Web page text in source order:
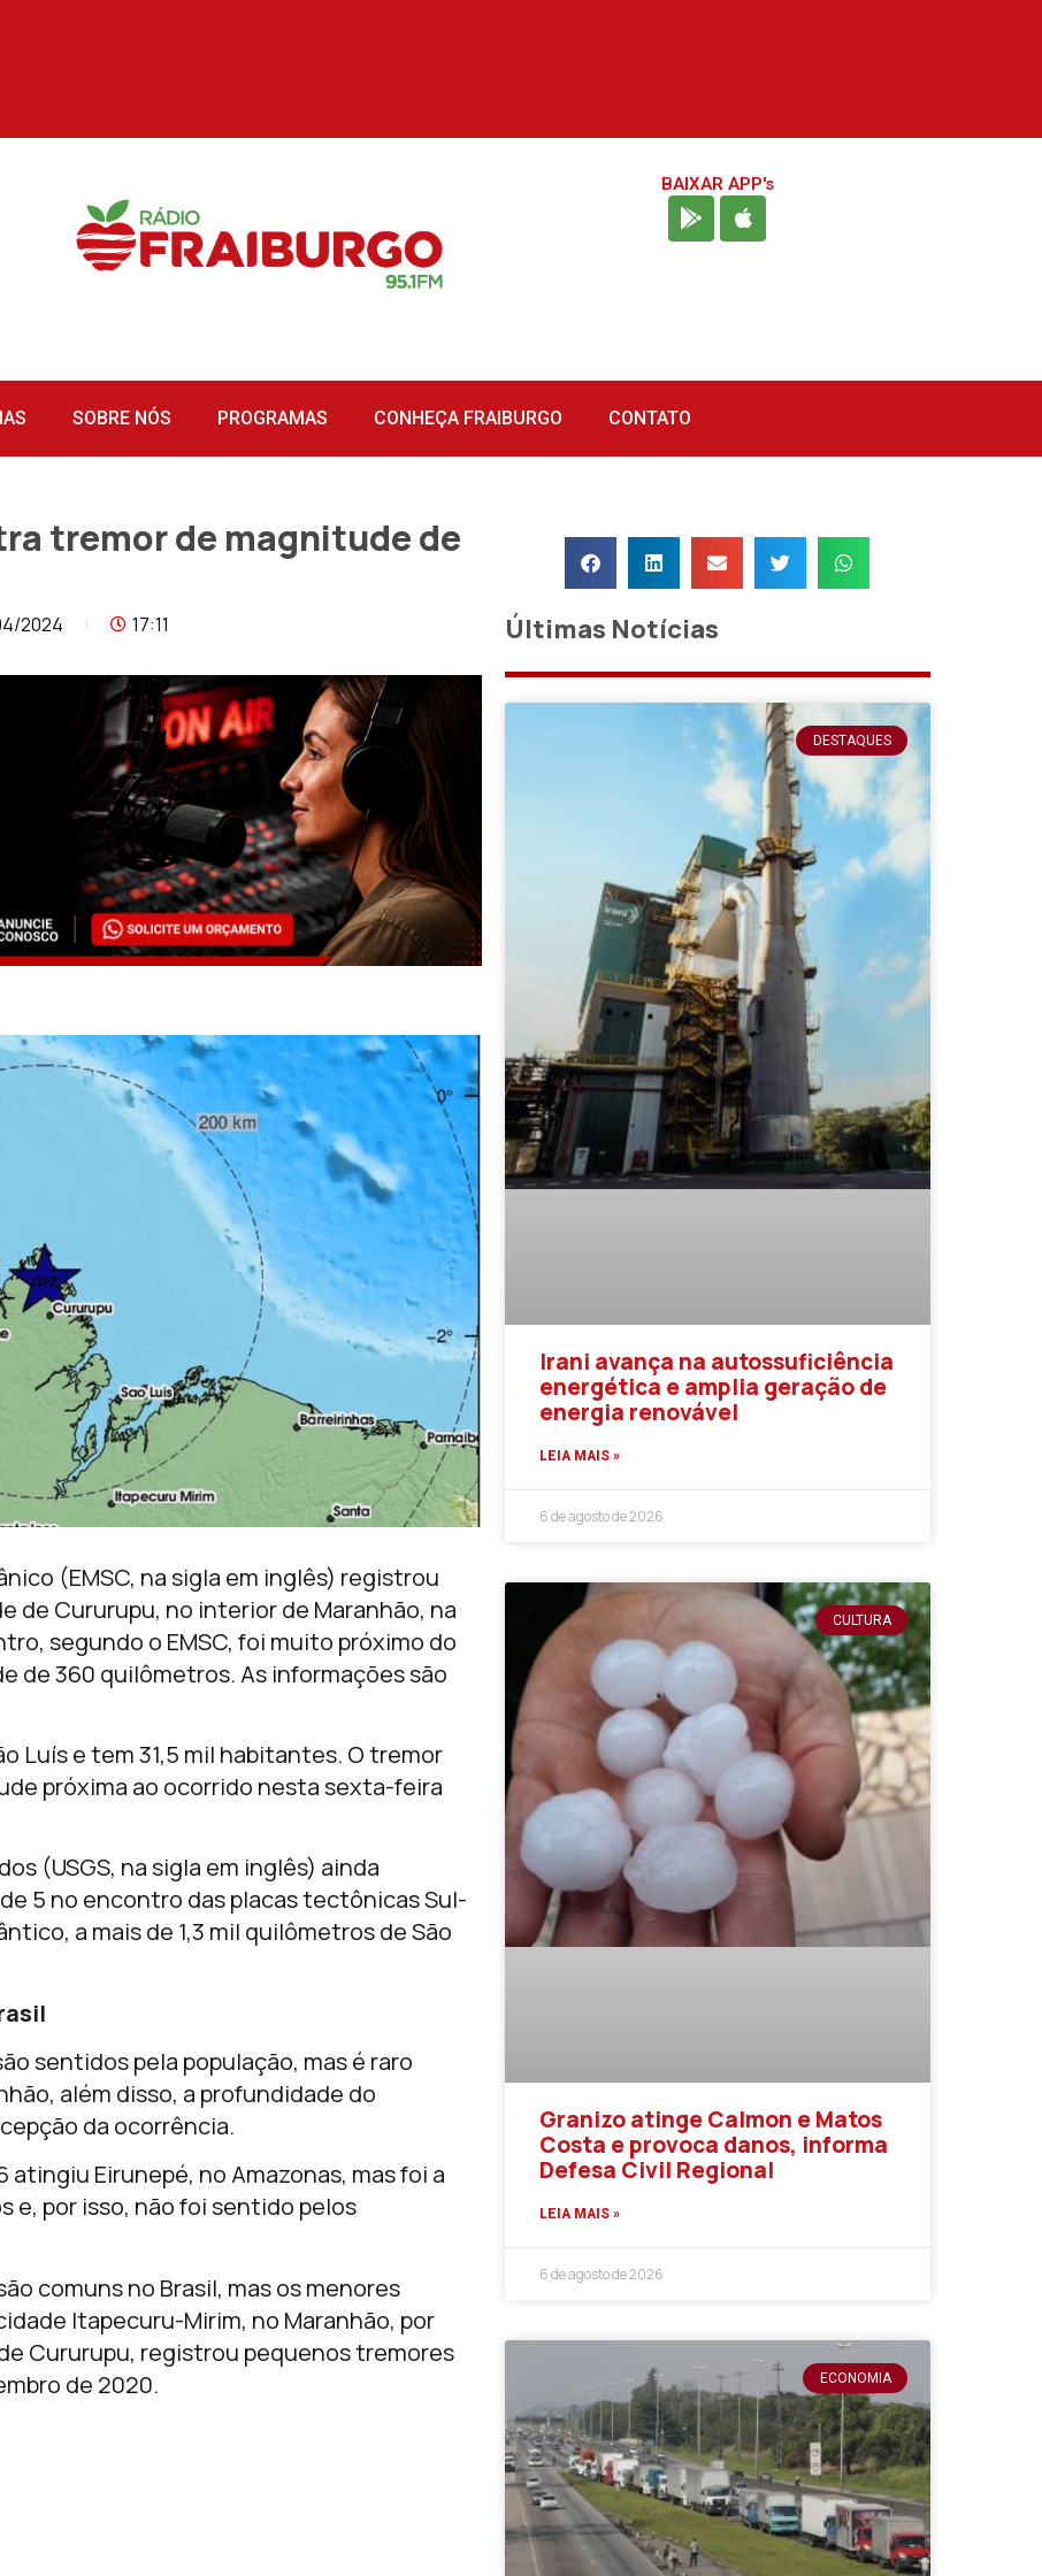
BAIXAR APP's
SOBRE NÓS PROGRAMAS CONHEÇA FRAIBURGO CONTATO
tremor de magnitude de
2024 17:11
(EMSC, na sigla em inglês) registrou
de Cururupu, no interior de Maranhão, na
segundo o EMSC, foi muito próximo do
de 360 quilômetros. As informações são
Luís e tem 31,5 mil habitantes. O tremor
próxima ao ocorrido nesta sexta-feira
(USGS, na sigla em inglês) ainda
5 no encontro das placas tectônicas Sul-
a mais de 1,3 mil quilômetros de São
sentidos pela população, mas é raro
além disso, a profundidade do
da ocorrência.
Eirunepé, no Amazonas, mas foi a
e, por isso, não foi sentido pelos
comuns no Brasil, mas os menores
Itapecuru-Mirim, no Maranhão, por
Cururupu, registrou pequenos tremores
de 2020.
Últimas Notícias
DESTAQUES
Irani avança na autossuficiência
energética e amplia geração de
energia renovável
LEIA MAIS »
6 de agosto de 2026
CULTURA
Granizo atinge Calmon e Matos
Costa e provoca danos, informa
Defesa Civil Regional
LEIA MAIS »
6 de agosto de 2026
ECONOMIA